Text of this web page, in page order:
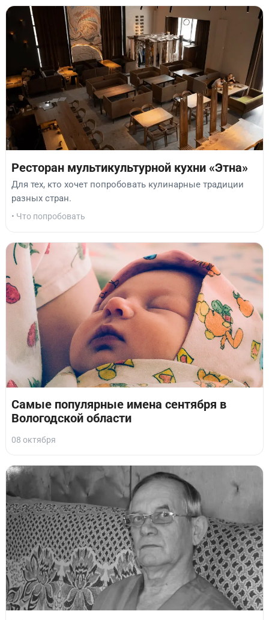
Ресторан мультикультурной кухни «Этна»
Для тех, кто хочет попробовать кулинарные традиции
разных стран.
• Что попробовать
Самые популярные имена сентября в
Вологодской области
08 октября